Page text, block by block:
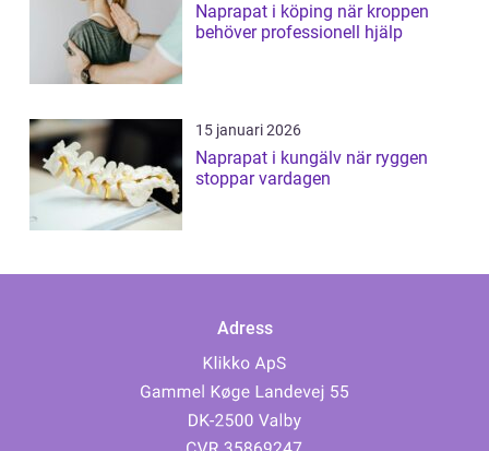
Naprapat i köping när kroppen
behöver professionell hjälp
15 januari 2026
Naprapat i kungälv när ryggen
stoppar vardagen
Adress